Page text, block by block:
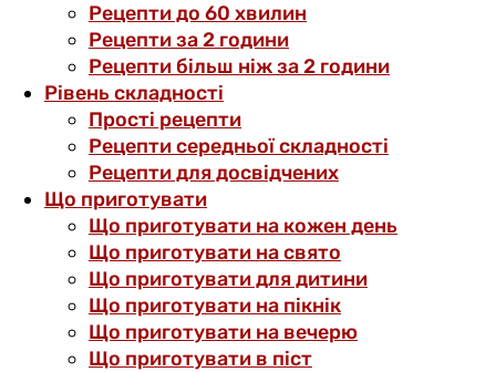
Рецепти до 60 хвилин
Рецепти за 2 години
Рецепти більш ніж за 2 години
Рівень складності
Прості рецепти
Рецепти середньої складності
Рецепти для досвідчених
Що приготувати
Що приготувати на кожен день
Що приготувати на свято
Що приготувати для дитини
Що приготувати на пікнік
Що приготувати на вечерю
Що приготувати в піст